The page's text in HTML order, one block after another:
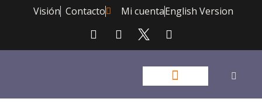
Visión Contacto Mi cuentaEnglish Version